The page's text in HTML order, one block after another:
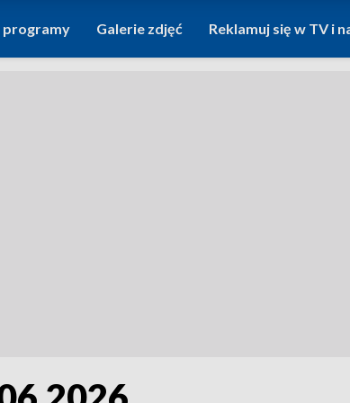
programy Galerie zdjęć Reklamuj się w TV i